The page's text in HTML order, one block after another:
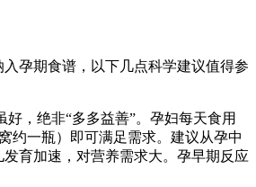
孕期食谱，以下几点科学建议值得参
好，绝非“多多益善”。孕妇每天食用
约一瓶）即可满足需求。建议从孕中
育加速，对营养需求大。孕早期反应